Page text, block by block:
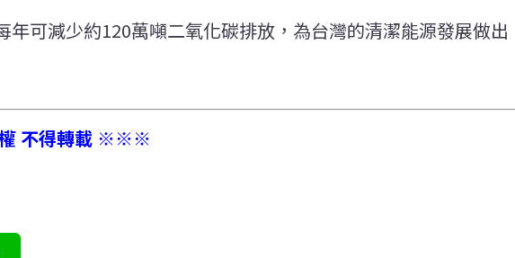
年可減少約120萬噸二氧化碳排放，為台灣的清潔能源發展做出
不得轉載 ※※※